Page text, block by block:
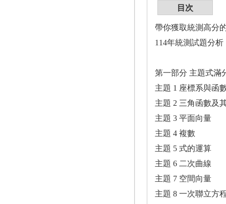
目次
帶你獲取統測高分
114年統測試題分析
第一部分 主題式滿
主題 1 座標系與函
主題 2 三角函數及
主題 3 平面向量
主題 4 複數
主題 5 式的運算
主題 6 二次曲線
主題 7 空間向量
主題 8 一次聯立方